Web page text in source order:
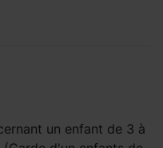
un enfant de 3 à